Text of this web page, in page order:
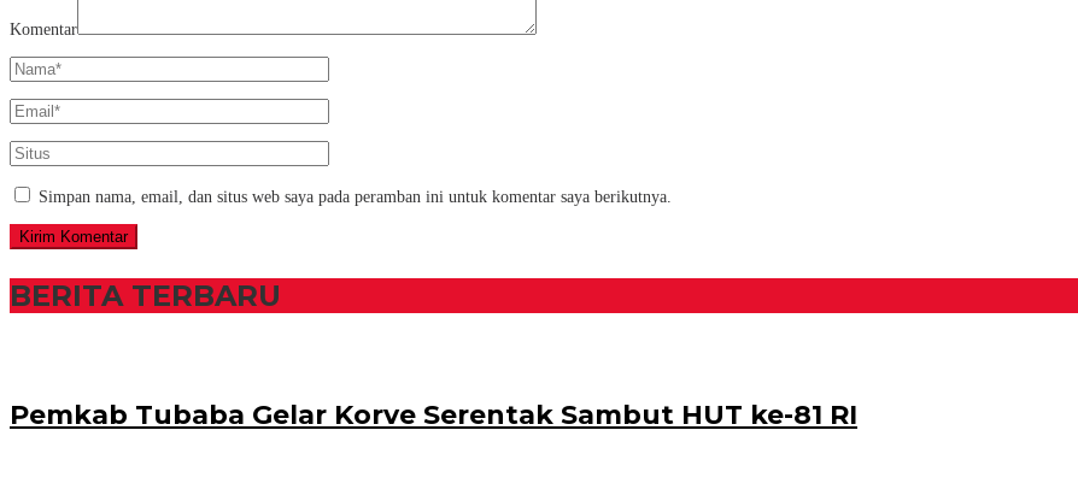
Komentar
Simpan nama, email, dan situs web saya pada peramban ini untuk komentar saya berikutnya.
BERITA TERBARU
Pemkab Tubaba Gelar Korve Serentak Sambut HUT ke-81 RI